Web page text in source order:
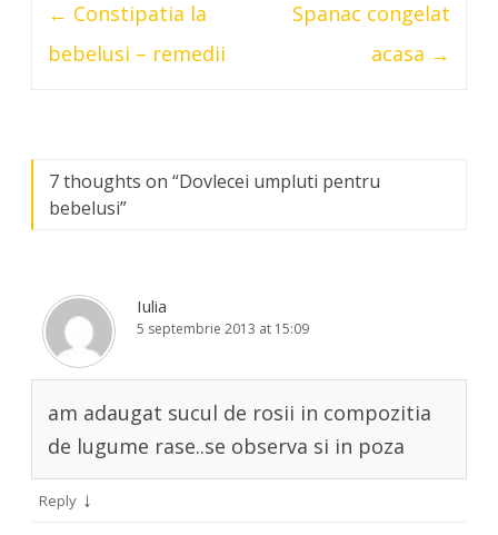
← Constipatia la
bebelusi – remedii
Spanac congelat
acasa →
7 thoughts on “Dovlecei umpluti pentru
bebelusi”
Iulia
5 septembrie 2013 at 15:09
am adaugat sucul de rosii in compozitia
de lugume rase..se observa si in poza
Reply ↓